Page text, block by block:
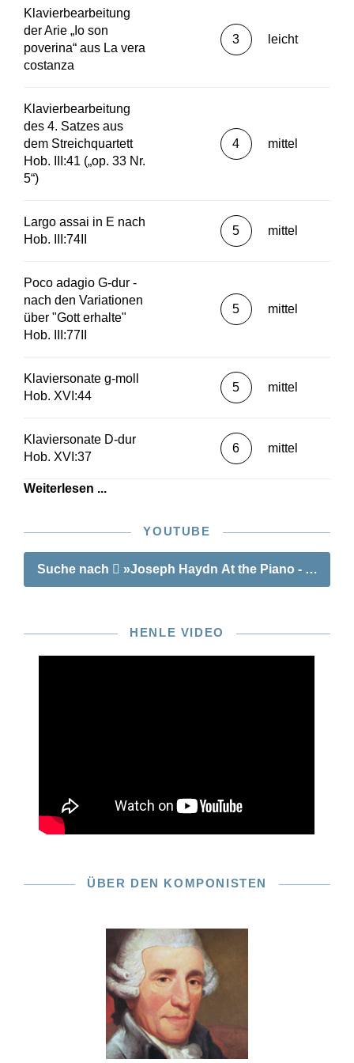
Klavierbearbeitung
der Arie „Io son
poverina“ aus La vera
costanza
3 leicht
Klavierbearbeitung
des 4. Satzes aus
dem Streichquartett
Hob. III:41 („op. 33 Nr.
5“)
4 mittel
Largo assai in E nach
Hob. III:74II
5 mittel
Poco adagio G-dur -
nach den Variationen
über "Gott erhalte"
Hob. III:77II
5 mittel
Klaviersonate g-moll
Hob. XVI:44
5 mittel
Klaviersonate D-dur
Hob. XVI:37
6 mittel
Weiterlesen ...
YOUTUBE
Suche nach »Joseph Haydn At the Piano - 8 well-
HENLE VIDEO
ÜBER DEN KOMPONISTEN